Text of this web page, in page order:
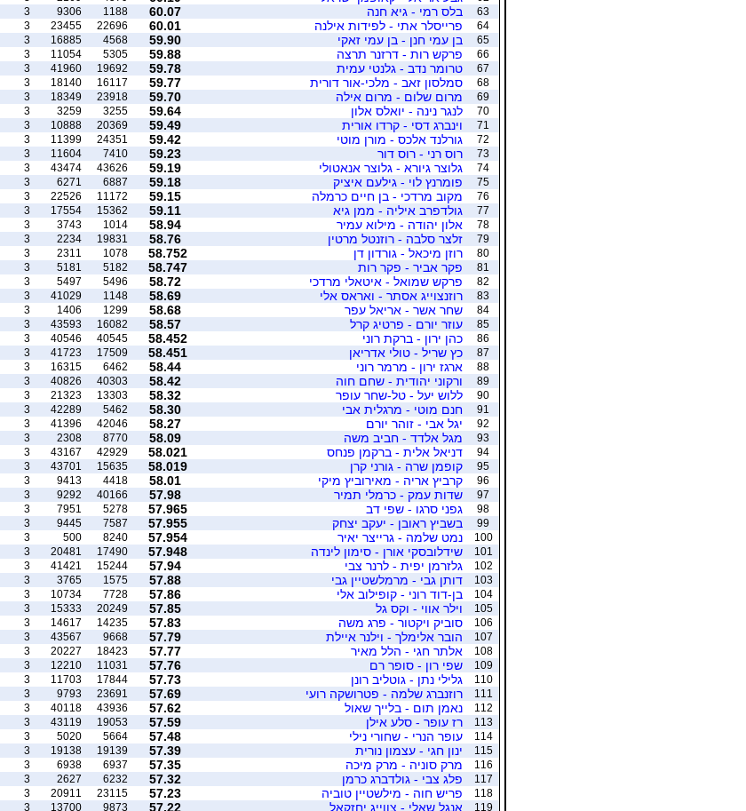
63
בלס רמי - גיא חנה 60.07
1188
9306
3
64
פרייסלר אתי - לפידות אילנה 60.01
22696
23455
3
65
בן עמי חנן - בן עמי זאקי 59.90
4568
16885
3
66
פרקש רות - דרזנר תרצה 59.88
5305
11054
3
67
טרומר נדב - גלנטי עמית 59.78
19692
41960
3
68
סמלסון זאב - מלכי-אור דורית 59.77
16117
18140
3
69
מרום שלום - מרום אילה 59.70
23918
18349
3
70
לנגר נינה - יואלס אלון 59.64
3255
3259
3
71
וינברג דסי - קרדו אורית 59.49
20369
10888
3
72
גורלנד אלכס - מורן מוטי 59.42
24351
11399
3
73
רוס רני - רוס דור 59.23
7410
11604
3
74
גלוצר גיורא - גלוצר אנאטולי 59.19
43626
43474
3
75
פומרנץ לוי - גילעם איציק 59.18
6887
6271
3
76
מקוב מרדכי - בן חיים כרמלה 59.15
11172
22526
3
77
גולדפרב איליה - ממן גיא 59.11
15362
17554
3
78
אלון יהודה - מילוא עמיר 58.94
1014
3743
3
79
זלצר סלבה - רוזנטל מרטין 58.76
19831
2234
3
80
רוזן מיכאל - גורדון דן 58.752
1078
2311
3
81
פקר אביר - פקר רות 58.747
5182
5181
3
82
פרקש שמואל - איטאלי מרדכי 58.72
5496
5497
3
83
רוזנצוייג אסתר - ואראס אלי 58.69
1148
41029
3
84
שחר אשר - אריאל עפר 58.68
1299
1406
3
85
עוזר יורם - פרטיג קרל 58.57
16082
43593
3
86
כהן ירון - ברקת רוני 58.452
40545
40546
3
87
כץ שריל - טולי אדריאן 58.451
17509
41723
3
88
ארגז ירון - מרמר רוני 58.44
6462
16315
3
89
ורקוני יהודית - שחם חוה 58.42
40303
40826
3
90
ללוש יעל - טל-שחר עופר 58.32
13303
21323
3
91
חנם מוטי - מרגלית אבי 58.30
5462
42289
3
92
יגל אבי - זוהר יורם 58.27
42046
41396
3
93
מגל אלדד - חביב משה 58.09
8770
2308
3
94
דניאל אלית - ברקמן פנחס 58.021
42929
43167
3
95
קופמן שרה - גורני קרן 58.019
15635
43701
3
96
קרביץ אריה - מאירוביץ מיקי 58.01
4418
9413
3
97
שדות עמק - כרמלי תמיר 57.98
40166
9292
3
98
גפני סרגו - שפי דב 57.965
5278
7951
3
99
בשביץ ראובן - יעקב יצחק 57.955
7587
9445
3
100
נמט שלמה - גרייצר יאיר 57.954
8240
500
3
101
שידלובסקי אורן - סימון לינדה 57.948
17490
20481
3
102
גלזרמן יפית - לרנר צבי 57.94
15244
41421
3
103
דותן גבי - מרמלשטיין גבי 57.88
1575
3765
3
104
בן-דוד רוני - קופילוב אלי 57.86
7728
10734
3
105
וילר אווי - וקס גל 57.85
20249
15333
3
106
סוביק ויקטור - פרג משה 57.83
14235
14617
3
107
הובר אלימלך - וילנר איילת 57.79
9668
43567
3
108
אלתר חגי - הלל מאיר 57.77
18423
20227
3
109
שפי רון - סופר רם 57.76
11031
12210
3
110
גלילי נתן - גוטליב רונן 57.73
17844
11703
3
111
רוזנברג שלמה - פטרושקה רועי 57.69
23691
9793
3
112
נאמן תום - בלייך שאול 57.62
43936
40118
3
113
רז עופר - סלע אילן 57.59
19053
43119
3
114
עופר הנרי - שחורי נילי 57.48
5664
5020
3
115
ינון חגי - עצמון נורית 57.39
19139
19138
3
116
מרק סוניה - מרק מיכה 57.35
6937
6938
3
117
פלג צבי - גולדברג כרמן 57.32
6232
2627
3
118
פריש חוה - מילשטיין טוביה 57.23
23115
20911
3
119
אנגל שאלי - צווייג יחזקאל 57.22
9873
13700
3